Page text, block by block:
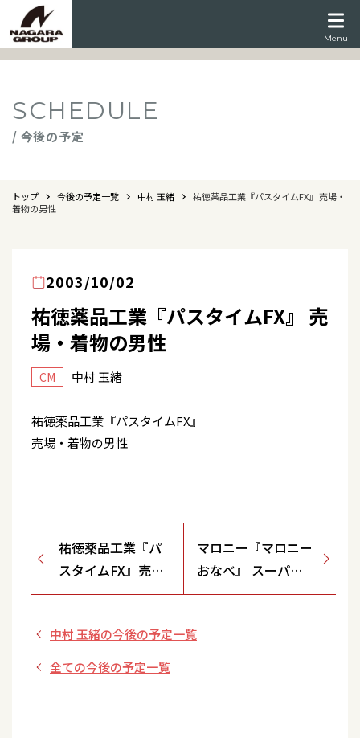
Menu
SCHEDULE
/ 今後の予定
トップ 今後の予定一覧 中村 玉緒
祐徳薬品工業『パスタイムFX』 売場・
着物の男性
2003/10/02
祐徳薬品工業『パスタイムFX』 売
場・着物の男性
CM 中村 玉緒
祐徳薬品工業『パスタイムFX』
売場・着物の男性
祐徳薬品工業『パ
スタイムFX』売
場・太った女性
マロニー『マロニー
おなべ』 スーパ
ー・どこにある？・
る？」篇
中村 玉緒の今後の予定一覧
全ての今後の予定一覧